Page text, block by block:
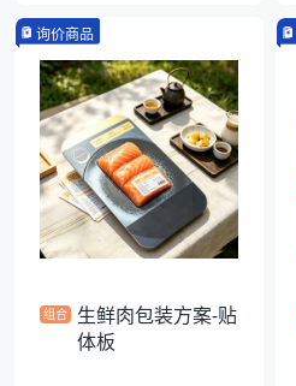
询价商品
组合 生鲜肉包装方案-贴
体板